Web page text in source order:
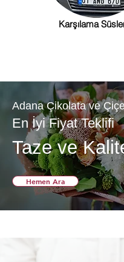
Karşılama
Adana Çikolata ve
En İyi Fiyat Teklifi
Taze ve
Hemen Ara